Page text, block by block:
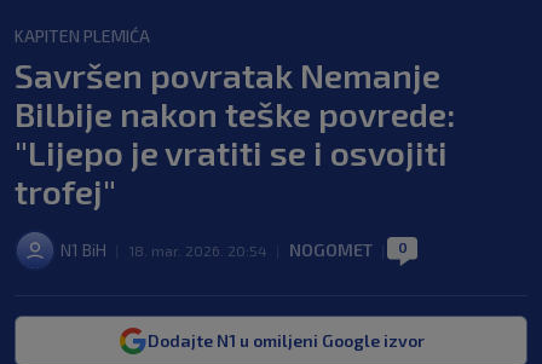
KAPITEN PLEMIĆA
Savršen povratak Nemanje
Bilbije nakon teške povrede:
"Lijepo je vratiti se i osvojiti
trofej"
N1 BiH 18. mar. 2026. 20:54 NOGOMET 0
Dodajte N1 u omiljeni Google izvor